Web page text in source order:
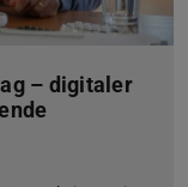
– digitaler